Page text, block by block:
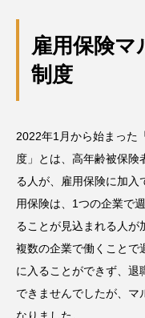
雇用保険
制度
2022年1月から始まった
度」とは、高年齢被保険
る人が、雇用保険に加入
用保険は、1つの企業で
ることが見込まれる人が
複数の企業で働くことで
に入ることができず、退
できませんでしたが、マ